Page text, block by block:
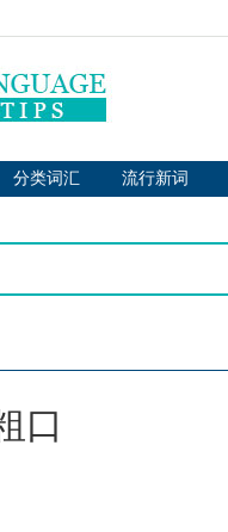
分类词汇 流行新词
口